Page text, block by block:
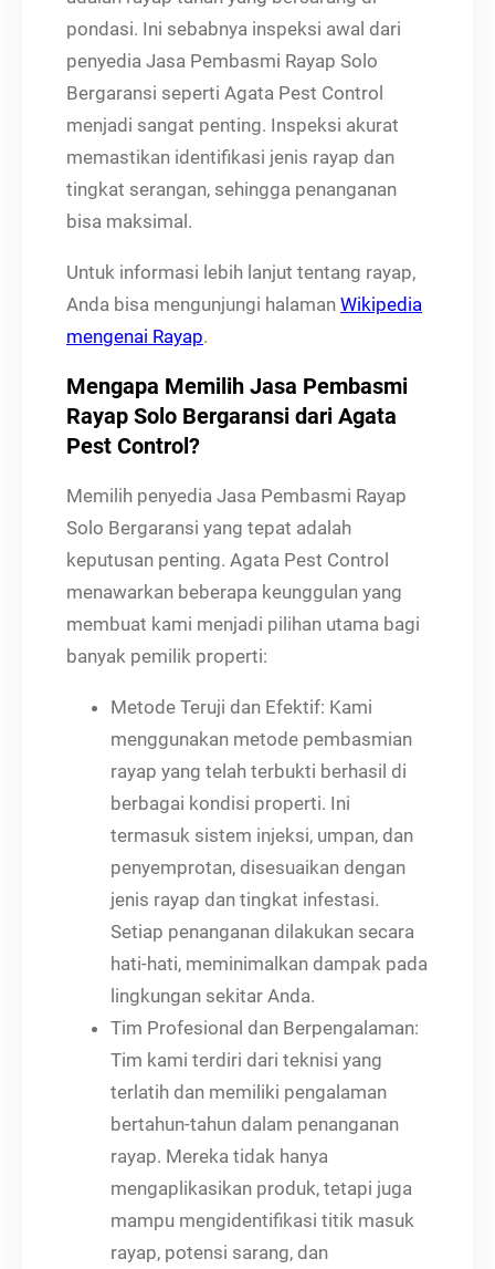
pondasi. Ini sebabnya inspeksi awal dari
penyedia Jasa Pembasmi Rayap Solo
Bergaransi seperti Agata Pest Control
menjadi sangat penting. Inspeksi akurat
memastikan identifikasi jenis rayap dan
tingkat serangan, sehingga penanganan
bisa maksimal.
Untuk informasi lebih lanjut tentang rayap,
Anda bisa mengunjungi halaman Wikipedia
mengenai Rayap.
Mengapa Memilih Jasa Pembasmi
Rayap Solo Bergaransi dari Agata
Pest Control?
Memilih penyedia Jasa Pembasmi Rayap
Solo Bergaransi yang tepat adalah
keputusan penting. Agata Pest Control
menawarkan beberapa keunggulan yang
membuat kami menjadi pilihan utama bagi
banyak pemilik properti:
Metode Teruji dan Efektif: Kami
menggunakan metode pembasmian
rayap yang telah terbukti berhasil di
berbagai kondisi properti. Ini
termasuk sistem injeksi, umpan, dan
penyemprotan, disesuaikan dengan
jenis rayap dan tingkat infestasi.
Setiap penanganan dilakukan secara
hati-hati, meminimalkan dampak pada
lingkungan sekitar Anda.
Tim Profesional dan Berpengalaman:
Tim kami terdiri dari teknisi yang
terlatih dan memiliki pengalaman
bertahun-tahun dalam penanganan
rayap. Mereka tidak hanya
mengaplikasikan produk, tetapi juga
mampu mengidentifikasi titik masuk
rayap, potensi sarang, dan